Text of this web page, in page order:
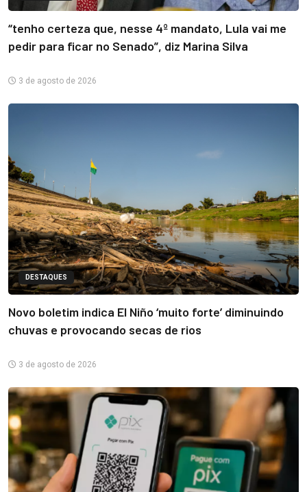
“tenho certeza que, nesse 4º mandato, Lula vai me
pedir para ficar no Senado”, diz Marina Silva
3 de agosto de 2026
DESTAQUES
Novo boletim indica El Niño ‘muito forte’ diminuindo
chuvas e provocando secas de rios
3 de agosto de 2026